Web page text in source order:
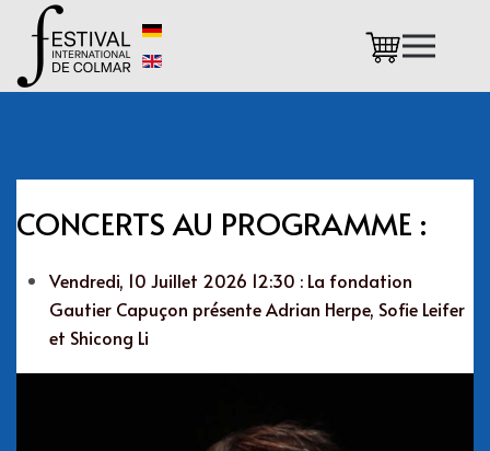
Accéder au contenu principal
CONCERTS AU PROGRAMME :
Vendredi, 10 Juillet 2026 12:30 : La fondation
Gautier Capuçon présente Adrian Herpe, Sofie Leifer
et Shicong Li